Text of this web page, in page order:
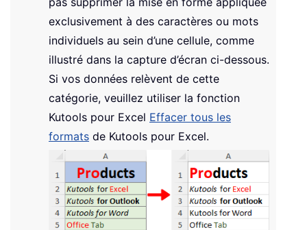
exclusivement à des caractères ou mots
individuels au sein d’une cellule, comme
illustré dans la capture d’écran ci-dessous.
Si vos données relèvent de cette
catégorie, veuillez utiliser la fonction
Kutools pour Excel Effacer tous les
formats de Kutools pour Excel.